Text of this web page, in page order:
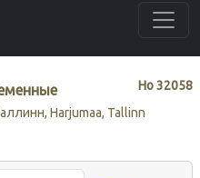
Нo32058
Harjumaa, Tallinn